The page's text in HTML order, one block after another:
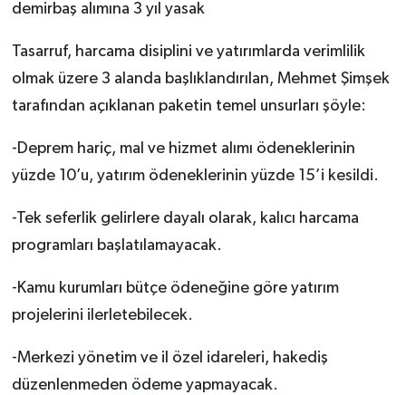
demirbaş alımına 3 yıl yasak
Tasarruf, harcama disiplini ve yatırımlarda verimlilik
olmak üzere 3 alanda başlıklandırılan, Mehmet Şimşek
tarafından açıklanan paketin temel unsurları şöyle:
-Deprem hariç, mal ve hizmet alımı ödeneklerinin
yüzde 10’u, yatırım ödeneklerinin yüzde 15’i kesildi.
-Tek seferlik gelirlere dayalı olarak, kalıcı harcama
programları başlatılamayacak.
-Kamu kurumları bütçe ödeneğine göre yatırım
projelerini ilerletebilecek.
-Merkezi yönetim ve il özel idareleri, hakediş
düzenlenmeden ödeme yapmayacak.